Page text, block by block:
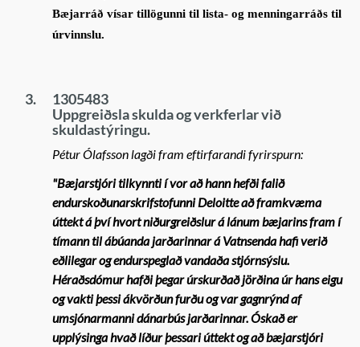
Bæjarráð vísar tillögunni til lista- og menningarráðs til
úrvinnslu.
3.
1305483
Uppgreiðsla skulda og verkferlar við
skuldastýringu.
Pétur Ólafsson lagði fram eftirfarandi fyrirspurn:
"Bæjarstjóri tilkynnti í vor að hann hefði falið
endurskoðunarskrifstofunni Deloitte að framkvæma
úttekt á því hvort niðurgreiðslur á lánum bæjarins fram í
tímann til ábúanda jarðarinnar á Vatnsenda hafi verið
eðlilegar og endurspeglað vandaða stjórnsýslu.
Héraðsdómur hafði þegar úrskurðað jörðina úr hans eigu
og vakti þessi ákvörðun furðu og var gagnrýnd af
umsjónarmanni dánarbús jarðarinnar. Óskað er
upplýsinga hvað líður þessari úttekt og að bæjarstjóri